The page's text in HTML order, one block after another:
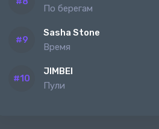
По берегам
Sasha Stone
Время
JIMBEI
Пули